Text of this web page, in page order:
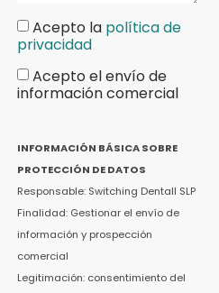
Acepto la política de
privacidad
Acepto el envío de
información comercial
INFORMACIÓN BÁSICA SOBRE
PROTECCIÓN DE DATOS
Responsable: Switching Dentall SLP
Finalidad: Gestionar el envío de
información y prospección
comercial
Legitimación: consentimiento del